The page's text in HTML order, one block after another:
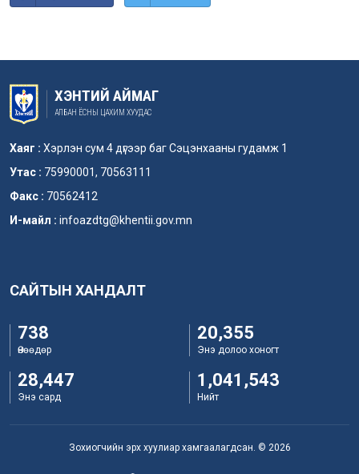
ХЭНТИЙ АЙМАГ
АЛБАН ЁСНЫ ЦАХИМ ХУУДАС
Хаяг : Хэрлэн сум 4 дүгээр баг Сэцэнхааны гудамж 1
Утас : 75990001, 70563111
Факс : 70562412
И-майл : infoazdtg@khentii.gov.mn
САЙТЫН ХАНДАЛТ
738
Өнөөдөр
20,355
Энэ долоо хоногт
28,447
Энэ сард
1,041,543
Нийт
Зохиогчийн эрх хуулиар хамгаалагдсан. © 2026